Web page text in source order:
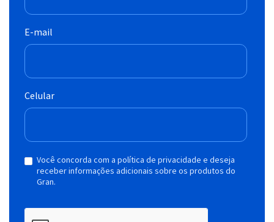
E-mail
Celular
Você concorda com a política de privacidade e deseja
receber informações adicionais sobre os produtos do
Gran.